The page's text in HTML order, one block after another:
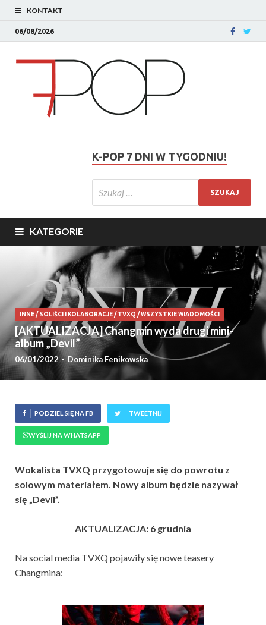
KONTAKT
06/08/2026
K-POP 7 DNI W TYGODNIU!
KATEGORIE
INNE/SOLIŚCI I KOLABORACJE/TVXQ /WSZYSTKIE WIADOMOŚCI
[AKTUALIZACJA] Changmin wyda drugi mini-
album „Devil”
06/01/2022 - Dominika Fenikowska
PODZIEL SIĘ NA FB TWEETNIJ
WYŚLIJ NA WHATSAPP
Wokalista TVXQ przygotowuje się do powrotu z
solowym materiałem. Nowy album będzie nazywał
się „Devil”.
AKTUALIZACJA: 6 grudnia
Na social media TVXQ pojawiły się nowe teasery
Changmina: